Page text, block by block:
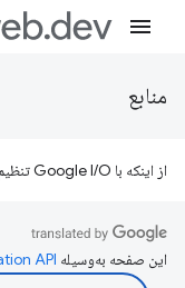
منابع
از اینکه با Google I/O تنظیم کردید متشکریم!
این صفحه به‌وسیله